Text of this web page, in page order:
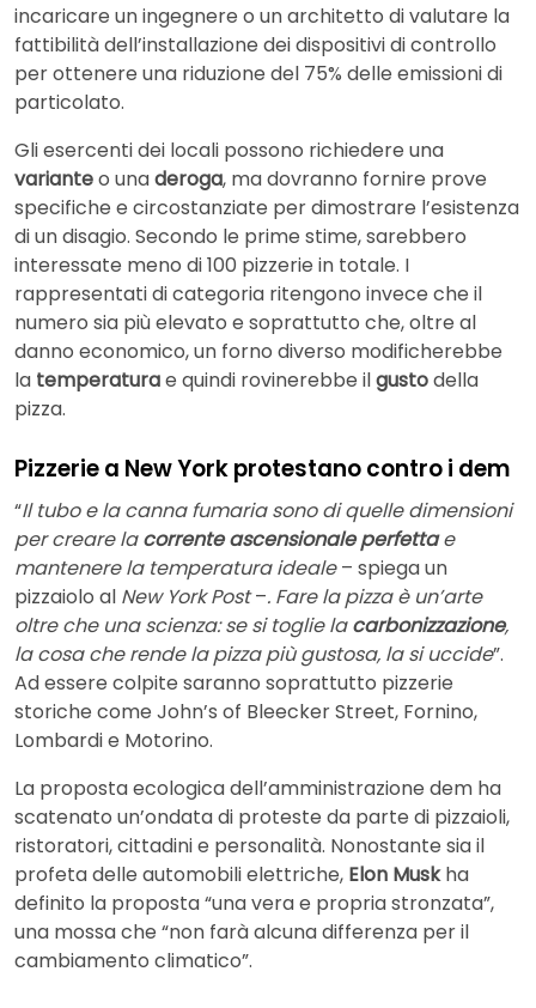
incaricare un ingegnere o un architetto di valutare la
fattibilità dell’installazione dei dispositivi di controllo
per ottenere una riduzione del 75% delle emissioni di
particolato.
Gli esercenti dei locali possono richiedere una
varianteo unaderoga, ma dovranno fornire prove
specifiche e circostanziate per dimostrare l’esistenza
di un disagio. Secondo le prime stime, sarebbero
interessate meno di 100 pizzerie in totale. I
rappresentati di categoria ritengono invece che il
numero sia più elevato e soprattutto che, oltre al
danno economico, un forno diverso modificherebbe
la temperaturae quindi rovinerebbe ilgustodella
pizza.
Pizzerie a New York protestano contro i dem
“Il tubo e la canna fumaria sono di quelle dimensioni
per creare lacorrente ascensionale perfettae
mantenere la temperatura ideale– spiega un
pizzaiolo al New York Post–. Fare la pizza è un’arte
oltre che una scienza: se si toglie lacarbonizzazione,
la cosa che rende la pizza più gustosa, la si uccide”.
Ad essere colpite saranno soprattutto pizzerie
storiche come John’s of Bleecker Street, Fornino,
Lombardi e Motorino.
La proposta ecologica dell’amministrazione dem ha
scatenato un’ondata di proteste da parte di pizzaioli,
ristoratori, cittadini e personalità. Nonostante sia il
profeta delle automobili elettriche, Elon Muskha
definito la proposta “una vera e propria stronzata”,
una mossa che “non farà alcuna differenza per il
cambiamento climatico”.